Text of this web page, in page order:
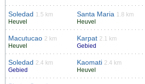
Soledad 1.5 km
Heuvel
Santa Maria 1.8 km
Heuvel
Macutucao 2 km
Heuvel
Karpat 2.1 km
Gebied
Soledad 2.4 km
Gebied
Kaomati 2.4 km
Heuvel